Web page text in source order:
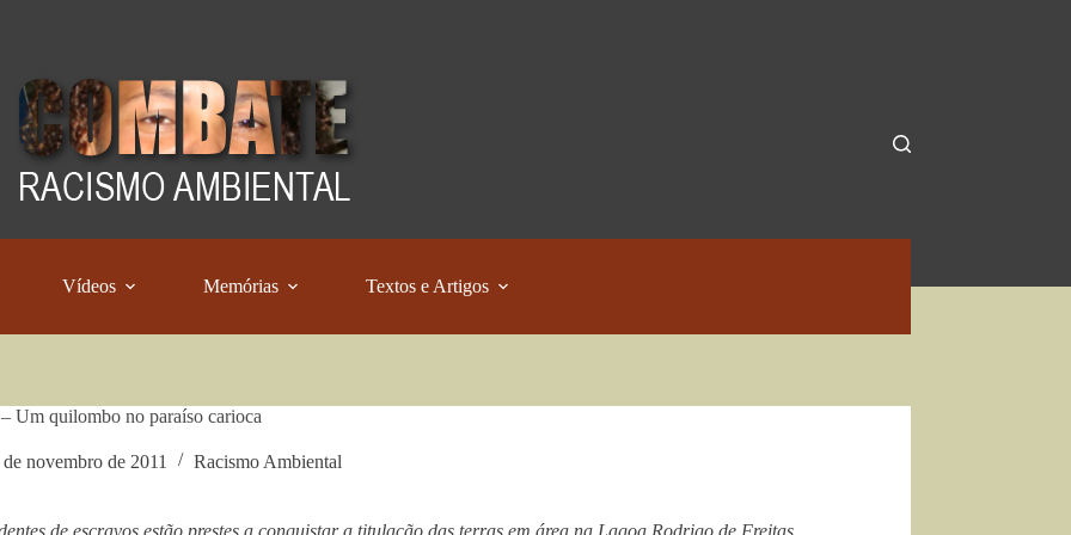
Vídeos Memórias Textos e Artigos
– Um quilombo no paraíso carioca
novembro de 2011 Racismo Ambiental
de escravos estão prestes a conquistar a titulação das terras em área na Lagoa Rodrigo de Freitas